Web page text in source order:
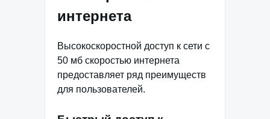
интернета
Высокоскоростной доступ к сети с
50 мб скоростью интернета
предоставляет ряд преимуществ
для пользователей.